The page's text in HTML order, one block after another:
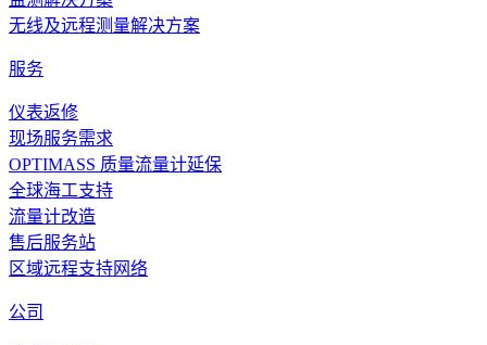
无线及远程测量解决方案
服务
仪表返修
现场服务需求
OPTIMASS 质量流量计延保
全球海工支持
流量计改造
售后服务站
区域远程支持网络
公司